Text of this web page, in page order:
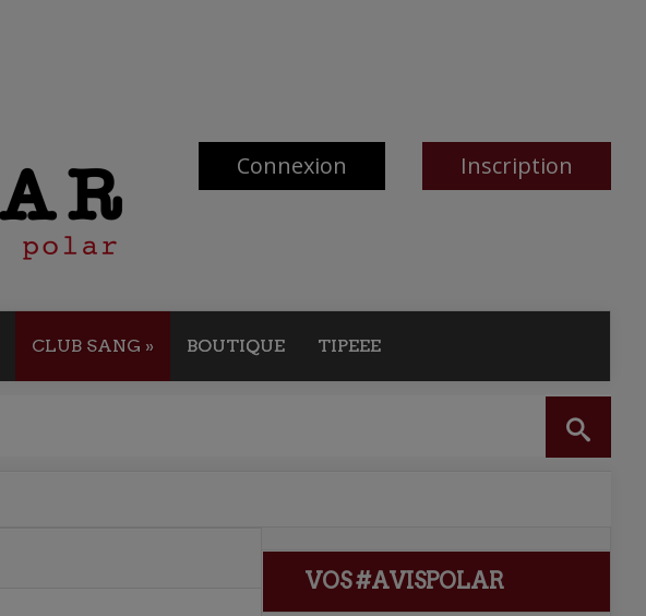
Connexion Inscription
CLUB SANG » BOUTIQUE TIPEEE
VOS #AVISPOLAR